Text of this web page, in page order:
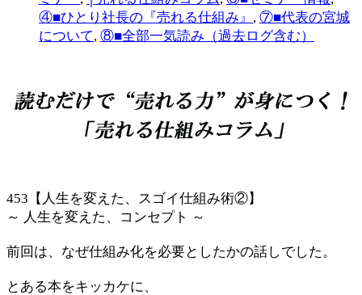
④■ひとり社長の『売れる仕組み』 , ⑦■代表の宮城
について, ⑧■全部一気読み（過去ログ含む）
453【人生を変えた、スゴイ仕組み術②】
～ 人生を変えた、コンセプト ～
前回は、なぜ仕組み化を必要としたかの話しでした。
とある本をキッカケに、